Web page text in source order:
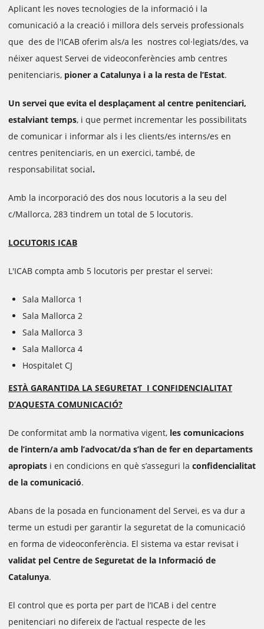
Aplicant les noves tecnologies de la informació i la
comunicació a la creació i millora dels serveis professionals
que des de l'ICAB oferim als/a les nostres col·legiats/des, va
néixer aquest Servei de videoconferències amb centres
penitenciaris, pioner a Catalunya i a la resta de l’Estat.
Un servei que evita el desplaçament al centre penitenciari,
estalviant temps, i que permet incrementar les possibilitats
de comunicar i informar als i les clients/es interns/es en
centres penitenciaris, en un exercici, també, de
responsabilitat social.
Amb la incorporació des dos nous locutoris a la seu del
c/Mallorca, 283 tindrem un total de 5 locutoris.
LOCUTORIS ICAB
L'ICAB compta amb 5 locutoris per prestar el servei:
Sala Mallorca 1
Sala Mallorca 2
Sala Mallorca 3
Sala Mallorca 4
Hospitalet CJ
ESTÀ GARANTIDA LA SEGURETAT I CONFIDENCIALITAT
D’AQUESTA COMUNICACIÓ?
De conformitat amb la normativa vigent, les comunicacions
de l’intern/a amb l’advocat/da s’han de fer en departaments
apropiats i en condicions en què s’asseguri la confidencialitat
de la comunicació.
Abans de la posada en funcionament del Servei, es va dur a
terme un estudi per garantir la seguretat de la comunicació
en forma de videoconferència. El sistema va estar revisat i
validat pel Centre de Seguretat de la Informació de
Catalunya.
El control que es porta per part de l’ICAB i del centre
penitenciari no difereix de l’actual respecte de les